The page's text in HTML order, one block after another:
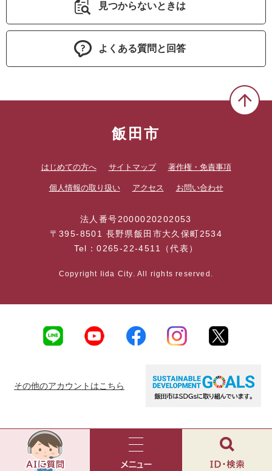
見つからないときは
よくある質問と回答
飯田市
はじめての方へ サイトマップ 著作権・免責事項
個人情報の取り扱い アクセス お問い合わせ
法人番号2000020202053
〒395-8501 長野県飯田市大久保町2534
Tel：0265-22-4511（代表）
Copyright Iida City. All rights reserved.
その他のアカウントはこちら